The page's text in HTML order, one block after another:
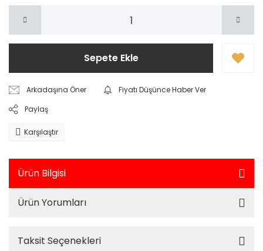
Sepete Ekle
Arkadaşına Öner
Fiyatı Düşünce Haber Ver
Paylaş
Karşılaştır
Ürün Bilgisi
Ürün Yorumları
Taksit Seçenekleri